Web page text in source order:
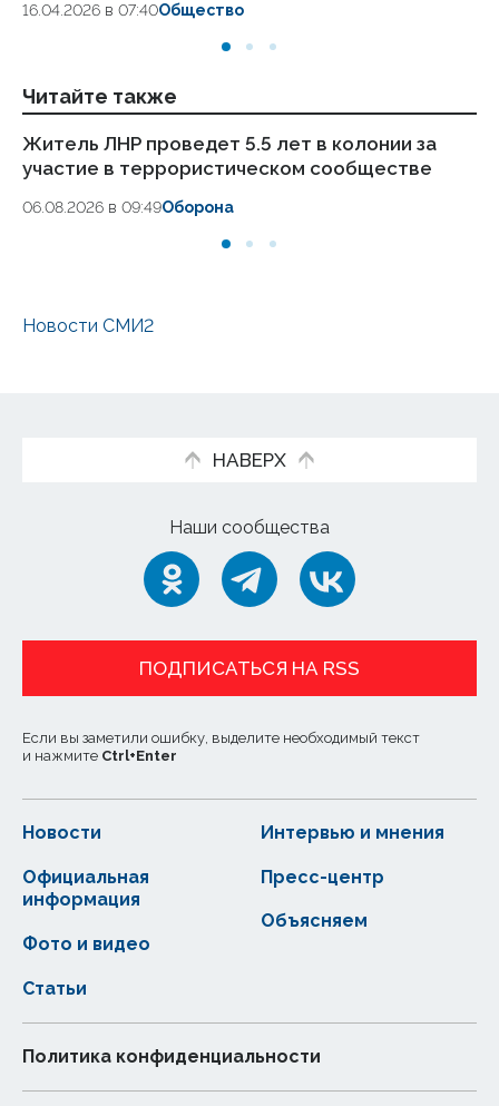
16.04.2026 в 07:40Общество
Читайте также
Житель ЛНР проведет 5.5 лет в колонии за
участие в террористическом сообществе
06.08.2026 в 09:49Оборона
Новости СМИ2
НАВЕРХ
Наши сообщества
ПОДПИСАТЬСЯ НА RSS
Если вы заметили ошибку, выделите необходимый текст
и нажмите Ctrl+Enter
Новости
Статьи
Официальная
информация
Интервью и мнения
Фото и видео
Пресс-центр
Объясняем
Политика конфиденциальности